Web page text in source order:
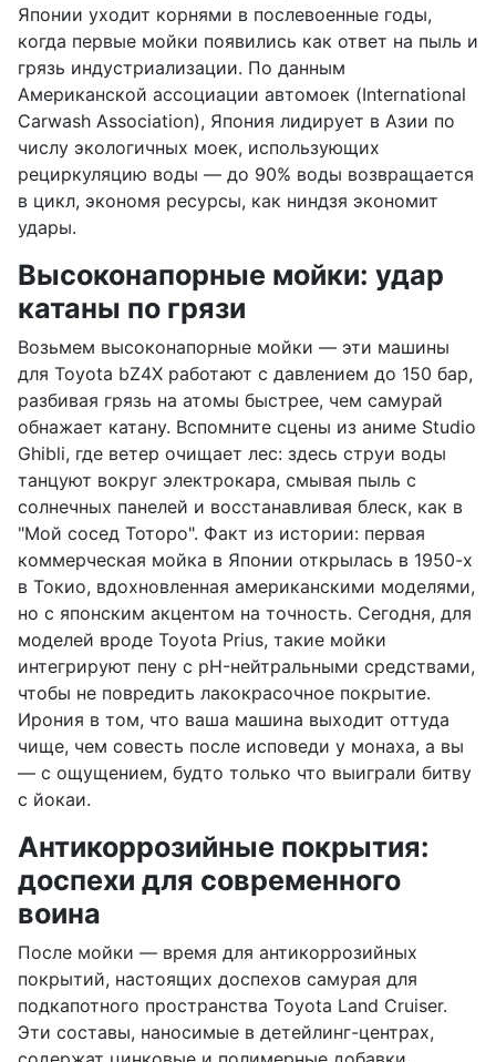
Японии уходит корнями в послевоенные годы,
когда первые мойки появились как ответ на пыль и
грязь индустриализации. По данным
Американской ассоциации автомоек (International
Carwash Association), Япония лидирует в Азии по
числу экологичных моек, использующих
рециркуляцию воды — до 90% воды возвращается
в цикл, экономя ресурсы, как ниндзя экономит
удары.
Высоконапорные мойки: удар
катаны по грязи
Возьмем высоконапорные мойки — эти машины
для Toyota bZ4X работают с давлением до 150 бар,
разбивая грязь на атомы быстрее, чем самурай
обнажает катану. Вспомните сцены из аниме Studio
Ghibli, где ветер очищает лес: здесь струи воды
танцуют вокруг электрокара, смывая пыль с
солнечных панелей и восстанавливая блеск, как в
"Мой сосед Тоторо". Факт из истории: первая
коммерческая мойка в Японии открылась в 1950-х
в Токио, вдохновленная американскими моделями,
но с японским акцентом на точность. Сегодня, для
моделей вроде Toyota Prius, такие мойки
интегрируют пену с pH-нейтральными средствами,
чтобы не повредить лакокрасочное покрытие.
Ирония в том, что ваша машина выходит оттуда
чище, чем совесть после исповеди у монаха, а вы
— с ощущением, будто только что выиграли битву
с йокаи.
Антикоррозийные покрытия:
доспехи для современного
воина
После мойки — время для антикоррозийных
покрытий, настоящих доспехов самурая для
подкапотного пространства Toyota Land Cruiser.
Эти составы, наносимые в детейлинг-центрах,